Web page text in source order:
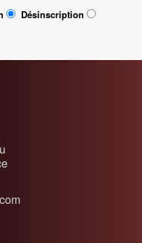
Désinscription